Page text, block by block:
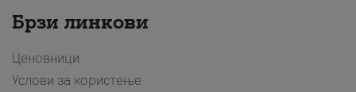
Брзи линкови
Ценовници
Услови за користење